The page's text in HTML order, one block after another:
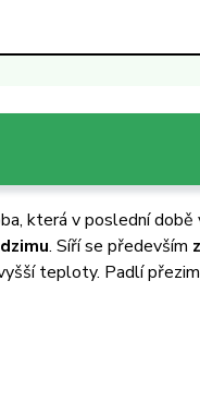
která v poslední
. Síří se především
teploty. Padlí